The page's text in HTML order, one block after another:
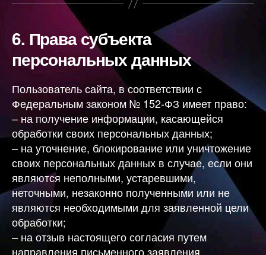
6. Права субъекта
персональных данных
Пользователь сайта, в соответствии с
Федеральным законом № 152-ФЗ имеет право:
– на получение информации, касающейся
обработки своих персональных данных;
– на уточнение, блокирование или уничтожение
своих персональных данных в случае, если они
являются неполными, устаревшими,
неточными, незаконно полученными или не
являются необходимыми для заявленной цели
обработки;
– на отзыв настоящего согласия путем
направления письменного заявления